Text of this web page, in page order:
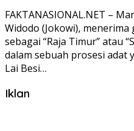
FAKTANASIONAL.NET –
Widodo (Jokowi),
sebagai “Raja Timur” atau
dalam sebuah prosesi adat
Lai Besi…
Iklan